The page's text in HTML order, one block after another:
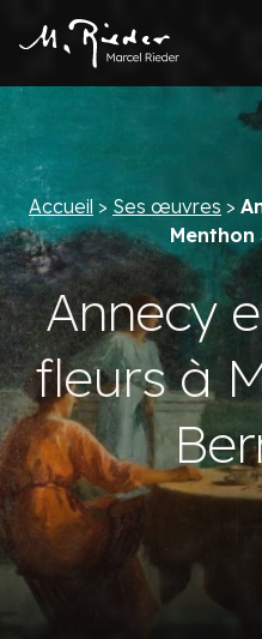
Accueil > Ses œuvres >
Menthon
Annecy
fleurs à